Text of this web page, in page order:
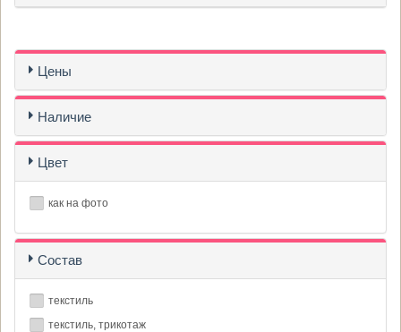
Цены
Наличие
Цвет
как на фото
Состав
текстиль
текстиль, трикотаж